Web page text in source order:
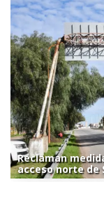
Reclaman
acceso norte de